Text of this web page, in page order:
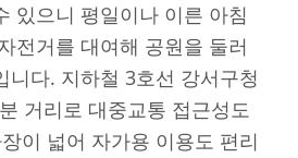
있으니 평일이나 이른 아침
전거를 대여해 공원을 둘러
니다. 지하철 3호선 강서구청
거리로 대중교통 접근성도
이 넓어 자가용 이용도 편리